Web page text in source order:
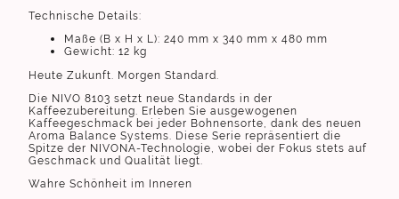
Technische Details:
Maße (B x H x L): 240 mm x 340 mm x 480 mm
Gewicht: 12 kg
Heute Zukunft. Morgen Standard.
Die NIVO 8103 setzt neue Standards in der
Kaffeezubereitung. Erleben Sie ausgewogenen
Kaffeegeschmack bei jeder Bohnensorte, dank des neuen
Aroma Balance Systems. Diese Serie repräsentiert die
Spitze der NIVONA-Technologie, wobei der Fokus stets auf
Geschmack und Qualität liegt.
Wahre Schönheit im Inneren